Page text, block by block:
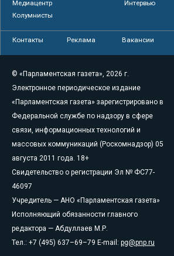
Медиацентр
Интервью
Колумнисты
Контакты Реклама Вакансии
© «Парламентская газета», 2026 г.
Электронное периодическое издание
«Парламентская газета» зарегистрировано в
Федеральной службе по надзору в сфере
связи, информационных технологий и
массовых коммуникаций (Роскомнадзор) 05
августа 2011 года. 18+
Свидетельство о регистрации Эл № ФС77-
46097
Учредитель — АНО «Парламентская газета»
Исполняющий обязанности главного
редактора — Абдуллаев М.Р.
Тел.: +7 (495) 637–69–79 E-mail: pg@pnp.ru